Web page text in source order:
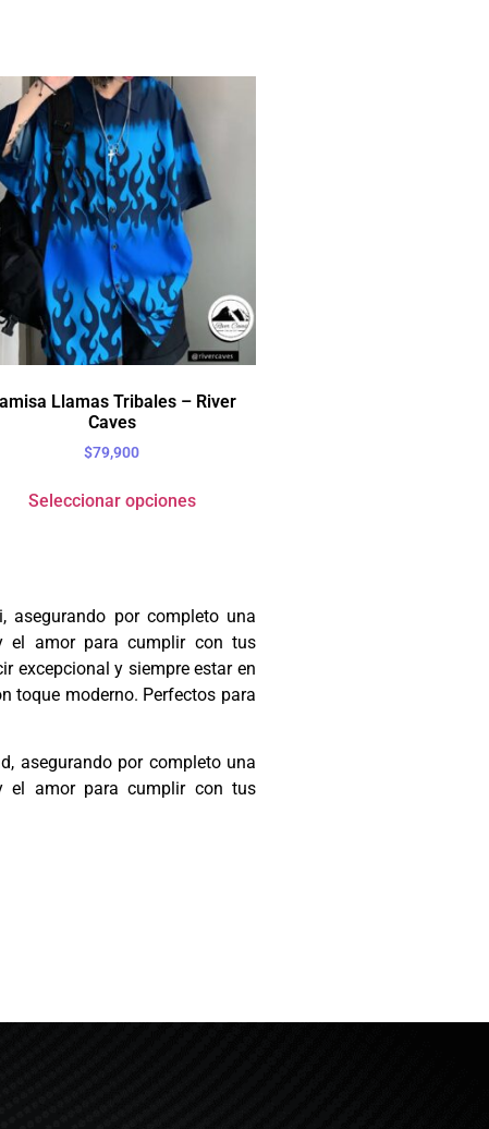
Llamas Tribales – River
Caves
$79,900
Seleccionar opciones
asegurando por completo una
el amor para cumplir con tus
excepcional y siempre estar en
toque moderno. Perfectos para
asegurando por completo una
el amor para cumplir con tus